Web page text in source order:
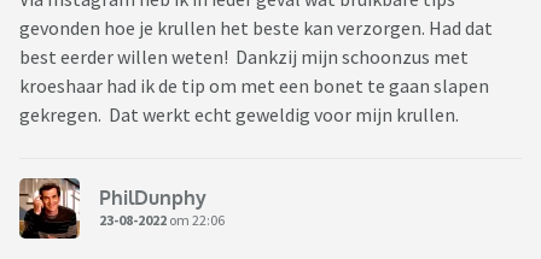
gevonden hoe je krullen het beste kan verzorgen. Had dat
best eerder willen weten! Dankzij mijn schoonzus met
kroeshaar had ik de tip om met een bonet te gaan slapen
gekregen. Dat werkt echt geweldig voor mijn krullen.
PhilDunphy
23-08-2022 om 22:06